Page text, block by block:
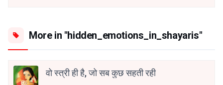
More in "hidden_emotions_in_shayaris"
वो स्त्री ही है, जो सब कुछ सहती रही